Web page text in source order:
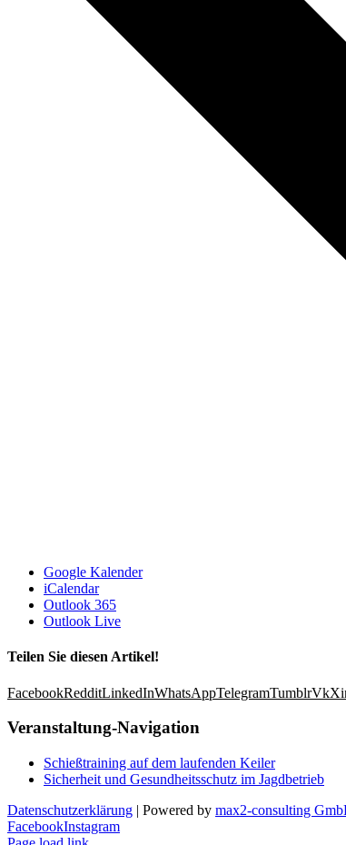
Google Kalender
iCalendar
Outlook 365
Outlook Live
Teilen Sie diesen Artikel!
FacebookRedditLinkedInWhatsAppTelegramTumblrVk
Veranstaltung-Navigation
Schießtraining auf dem laufenden Keiler
Sicherheit und Gesundheitsschutz im Jagdbetrieb
Datenschutzerklärung | Powered by max2-consulting
FacebookInstagram